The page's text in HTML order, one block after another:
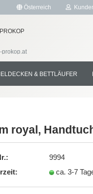
Österreich
prokop.at
& BETTLÄUFER
royal,
9994
ca. 3-7